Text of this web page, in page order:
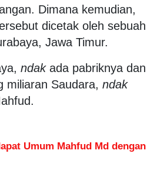
Dimana kemudian,
dicetak oleh sebuah
Jawa Timur.
ndakada pabriknya dan
miliaran Saudara, ndak
Umum Mahfud Md dengan